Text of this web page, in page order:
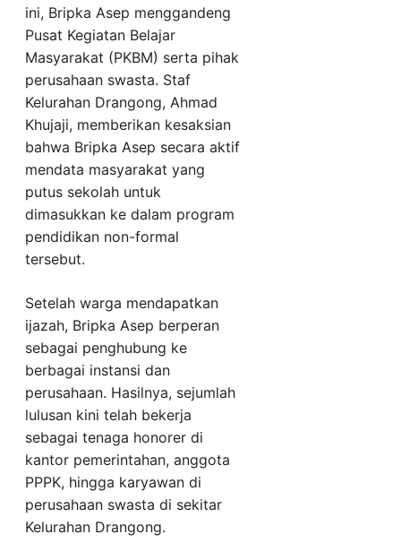
ini, Bripka Asep menggandeng
Pusat Kegiatan Belajar
Masyarakat (PKBM) serta pihak
perusahaan swasta. Staf
Kelurahan Drangong, Ahmad
Khujaji, memberikan kesaksian
bahwa Bripka Asep secara aktif
mendata masyarakat yang
putus sekolah untuk
dimasukkan ke dalam program
pendidikan non-formal
tersebut.
Setelah warga mendapatkan
ijazah, Bripka Asep berperan
sebagai penghubung ke
berbagai instansi dan
perusahaan. Hasilnya, sejumlah
lulusan kini telah bekerja
sebagai tenaga honorer di
kantor pemerintahan, anggota
PPPK, hingga karyawan di
perusahaan swasta di sekitar
Kelurahan Drangong.